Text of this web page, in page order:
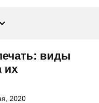
виды
их
2020